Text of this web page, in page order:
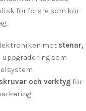
för förare som kör
mot stenar,
uppgradering som
och verktyg för